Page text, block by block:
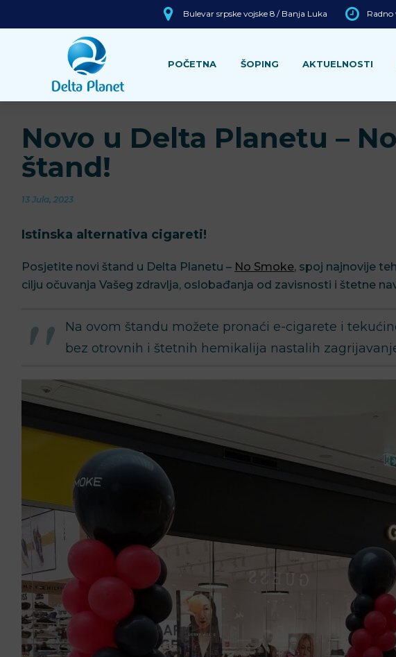
Bulevar srpske vojske 8 / Banja Luka
POČETNA ŠOPING AKTUELNOSTI
Novo u Delta Planetu –
štand!
13 Jula, 2023
Istinska alternativa cigareti!
Posjetite novi štand u Delta Planetu – No Smoke, spoj najnovije
cilju očuvanja Vašeg zdravlja, oslobađanja od zavisnosti i štetne
Na ovom štandu možete pronaći e-cigarete i
bez otrovnih i štetnih hemikalija nastalih